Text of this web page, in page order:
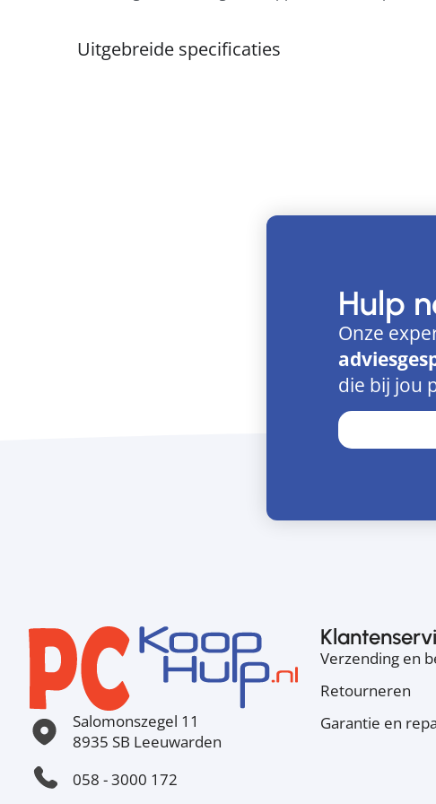
Uitgebreide specificaties
Hulp
Onze
die bij jou
Salomonszegel 11
8935 SB Leeuwarden
058 - 3000 172
Verzending en
Retourneren
Garantie en